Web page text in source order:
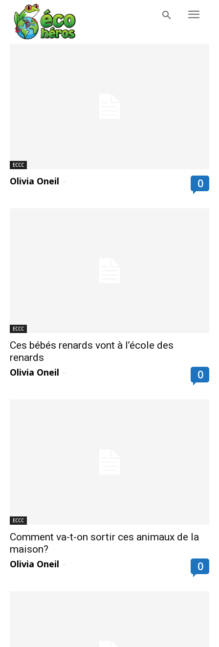
ECCC
Olivia Oneil - 0
ECCC
Ces bébés renards vont à l’école des
renards
Olivia Oneil - 0
ECCC
Comment va-t-on sortir ces animaux de la
maison?
Olivia Oneil - 0